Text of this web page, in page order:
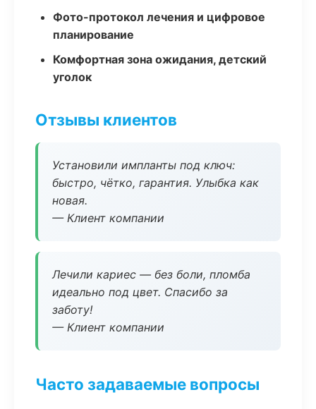
Фото-протокол лечения и цифровое
планирование
Комфортная зона ожидания, детский
уголок
Отзывы клиентов
Установили импланты под ключ:
быстро, чётко, гарантия. Улыбка как
новая.
— Клиент компании
Лечили кариес — без боли, пломба
идеально под цвет. Спасибо за
заботу!
— Клиент компании
Часто задаваемые вопросы